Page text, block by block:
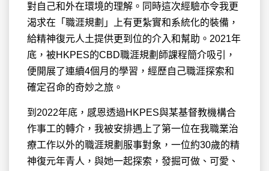
對自己和外在環境的理解。同時這次經驗亦令我更
渴求在「職涯規劃」上有更紮實和系統化的裝備，
給精神復元人土提供更到位的介入和幫助。2021年
底，被HKPES的CBD職涯規劃師課程簡介吸引，
便開展了連續4個月的學習，經歷自己職涯探索和
確定召命的奇妙之旅。
到2022年底，感恩透過HKPES與某基督教機構合
作事工的轉介，我被安排遇上了第一位在我職業治
療工作以外的職涯規劃服事對象，一位約30歲的精
神復元年青人，與她一起探索，發掘可做、可愛、